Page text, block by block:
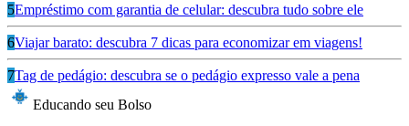
5Empréstimo com garantia de celular: descubra tudo sobre ele
6Viajar barato: descubra 7 dicas para economizar em viagens!
7Tag de pedágio: descubra se o pedágio expresso vale a pena
Educando seu Bolso